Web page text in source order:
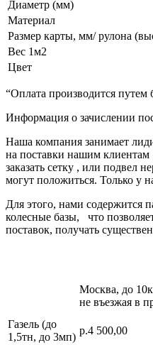
Диаметр (мм)
Материал
Размер карты, мм/ рулона
Вес 1м2
Цвет
“Оплата производится
Информация о зачислении
Наша компания занимает
на поставки нашим клиентам
заказать сетку , или
могут положиться. Только у
Для этого, нами содержится
колесные базы, что
поставок, получать
Москва, до
не въезжая в
Газель (до
1,5тн, до 3мп)
р.4 500,00